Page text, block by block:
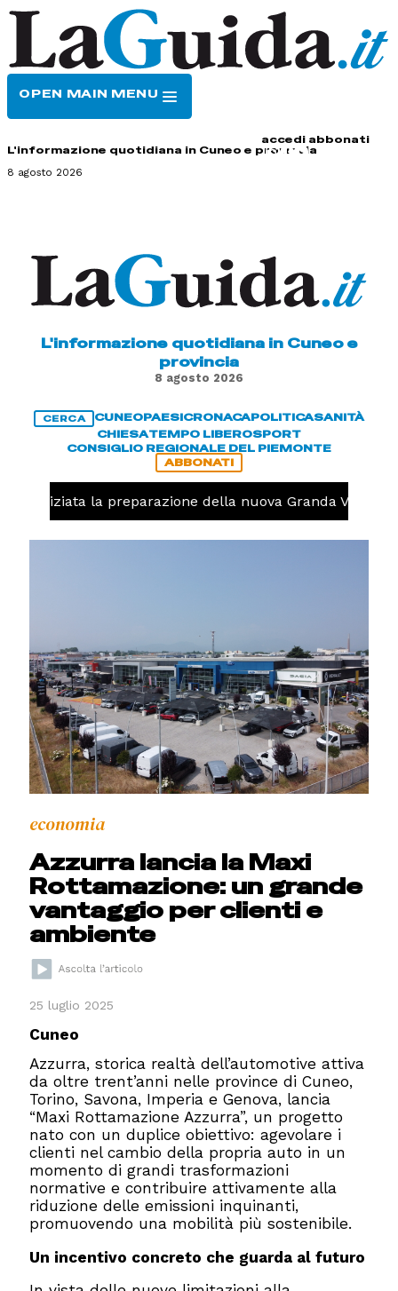
OPEN MAIN MENU
accedi abbonati
L'informazione quotidiana in Cuneo e provincia
8 agosto 2026
L'informazione quotidiana in Cuneo e
provincia
8 agosto 2026
CERCA CUNEOPAESICRONACAPOLITICASANITÀ
CHIESATEMPO LIBEROSPORT
CONSIGLIO REGIONALE DEL PIEMONTE
ABBONATI
iniziata la preparazione della nuova Granda Volley
economia
Azzurra lancia la Maxi
Rottamazione: un grande
vantaggio per clienti e
ambiente
25 luglio 2025
Cuneo
Azzurra, storica realtà dell’automotive attiva
da oltre trent’anni nelle province di Cuneo,
Torino, Savona, Imperia e Genova, lancia
“Maxi Rottamazione Azzurra”, un progetto
nato con un duplice obiettivo: agevolare i
clienti nel cambio della propria auto in un
momento di grandi trasformazioni
normative e contribuire attivamente alla
riduzione delle emissioni inquinanti,
promuovendo una mobilità più sostenibile.
Un incentivo concreto che guarda al futuro